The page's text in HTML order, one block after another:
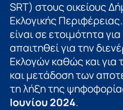
SRT) στους οικείους
Εκλογικής
είναι σε ετοιμότητα
απαιτηθεί για την
Εκλογών καθώς και για
και μετάδοση των
τη λήξη της
Ιουνίου 2024.